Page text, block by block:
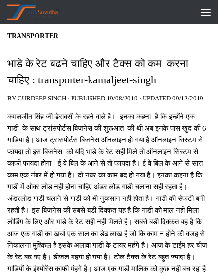
Skip to content
TRANSPORTER
भाडे के रेट बढने चाहिए और टैक्‍स को कम करना
चाहिए : transporter-kamaljeet-singh
BY GURDEEP SINGH · PUBLISHED 19/08/2019 · UPDATED 09/12/2019
कमलजीत सिंह जी डेराबसी के रहने वाले है। इनका कहना है कि इन्‍होंने एक
गाडी के साथ ट्रांसपोर्टस बिजनेस की शुरूआत की थी अब इनके पास खुद की 6
गाडियां है। आज ट्रांसपोर्टस बिजनेस ऑनलाइन हो गया है ऑनलाइन सिस्‍टम से
फायदा तो इस बिजनेस को यदि भाडे के रेट सही मिले तो ऑनलाइन सिस्‍टम से
काफी फायदा होगा। ई वे बिल के आने से तो फायदा है। ई वे बिल के आने से सारा
काम एक नंबर में हो गया है। दो नंबर का काम बंद हो गया है। इनका कहना है कि
गाडी में ओवर लोड नही होना चाहिए अंडर लोड गाडी चलाना सही रहता है।
अंडरलोड गाडी चलाने से गाडी को भी नुकसान नही होता है। गाडी की सेफटी बनी
रहती है। इस बिजनेस की सबसे बडी दिक्‍कत यह है कि गाडी को माल नही मिला
लोडिंग के लिए और भाडे के रेट सही नही मिलते है। सबसे बडी दिक्‍कत यह है कि
आज एक गाडी का खर्चा एक साल का डेढ लाख है जो कि काम न होने की वजह से
निकालना मुश्‍किल है इसके अलावा गाडी के टायर महंगे है। आज के टाईम हर चीज
के रेट बढ गए है। डीजल मंहगा हो गया है। टोल टैक्‍स के रेट बहुत ज्‍यादा है।
गाडियों के इंश्‍योरेंस काफी मंहगे है। आज एक गाडी मालिक को कुछ नही बच रहा है